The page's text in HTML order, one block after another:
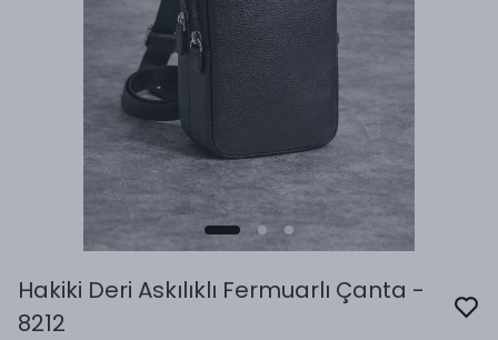
Hakiki Deri Askılıklı Fermuarlı Çanta -
8212